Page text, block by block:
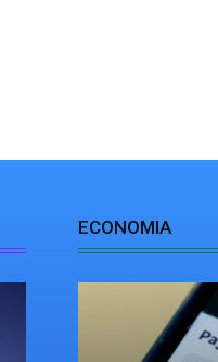
ECONOMIA